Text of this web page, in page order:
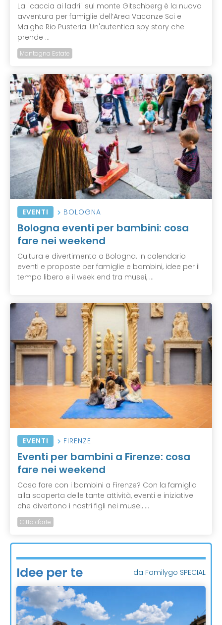
La "caccia ai ladri" sul monte Gitschberg è la nuova
avventura per famiglie dell’Area Vacanze Sci e
Malghe Rio Pusteria. Un'autentica spy story che
prende ...
Montagna Estate
EVENTI BOLOGNA
Bologna eventi per bambini: cosa
fare nei weekend
Cultura e divertimento a Bologna. In calendario
eventi e proposte per famiglie e bambini, idee per il
tempo libero e il week end tra musei, ...
EVENTI FIRENZE
Eventi per bambini a Firenze: cosa
fare nei weekend
Cosa fare con i bambini a Firenze? Con la famiglia
alla scoperta delle tante attività, eventi e iniziative
che divertono i nostri figli nei musei, ...
Città d'arte
Idee per te da Familygo SPECIAL